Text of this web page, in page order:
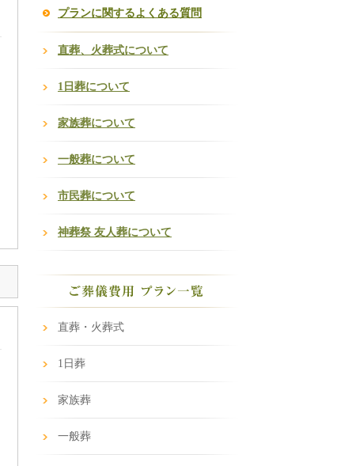
プランに関するよくある質問
直葬、火葬式について
1日葬について
家族葬について
一般葬について
市民葬について
神葬祭 友人葬について
直葬・火葬式
1日葬
家族葬
一般葬